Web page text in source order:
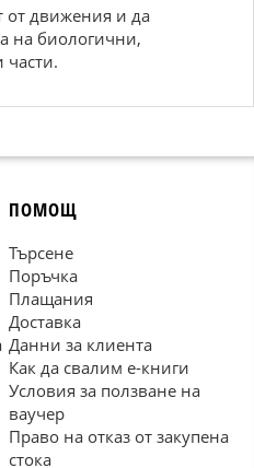
от движения и да
на биологични,
ПОМОЩ
Търсене
Поръчка
Плащания
Доставка
Данни за клиента
Как да свалим е-книги
Условия за ползване на
ваучер
Право на отказ от закупена
стока